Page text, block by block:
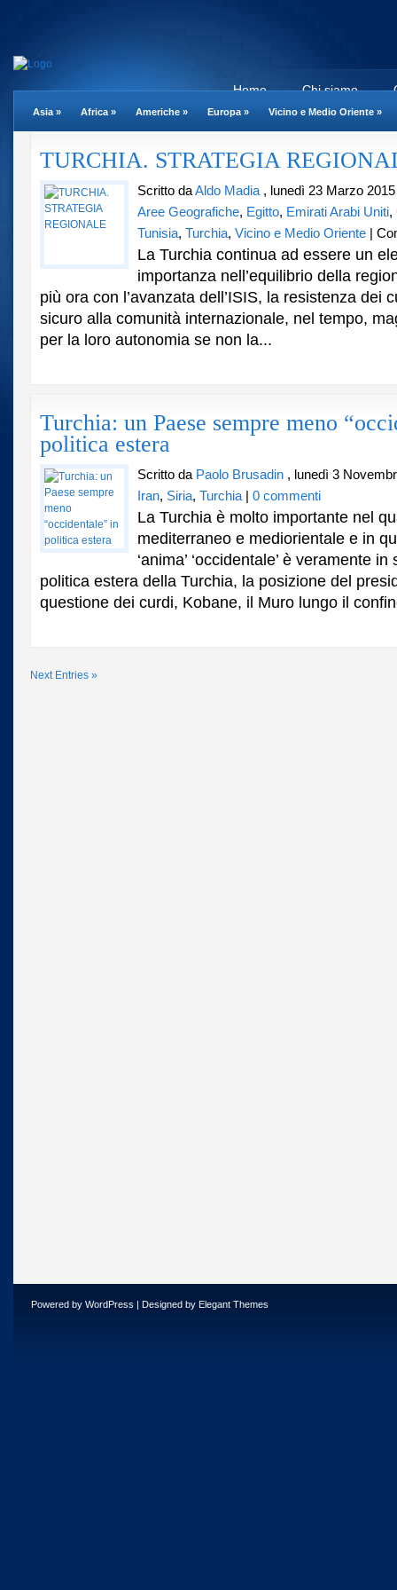
Chi siamo
Home
Asia » Africa » Americhe » Europa » Vicino e Medio Oriente »
TURCHIA. STRATEGIA
Scritto daAldo Madia , lunedì 23 Marzo
Aree Geografiche, Egitto, Emirati Arabi Uniti,
Tunisia, Turchia, Vicino e Medio Oriente
La Turchia continua ad essere un
importanza nell’equilibrio della
più ora con l’avanzata dell’ISIS, la resistenza dei
sicuro alla comunità internazionale, nel tempo,
per la loro autonomia se non la...
Turchia: un Paese sempre meno
politica estera
Scritto da Paolo Brusadin , lunedì 3
Iran, Siria, Turchia 0 commenti
La Turchia è molto importante nel
mediterraneo e mediorientale e in
‘anima’ ‘occidentale’ è veramente
politica estera della Turchia, la posizione del
questione dei curdi, Kobane, il Muro lungo il
Next Entries »
Powered by WordPress | Designed by Elegant Themes